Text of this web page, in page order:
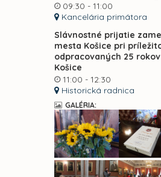
09:30 - 11:00
Kancelária primátora
Slávnostné prijatie
mesta Košice pri
odpracovaných 25
Košice
11:00 - 12:30
Historická radnica
GALÉRIA: